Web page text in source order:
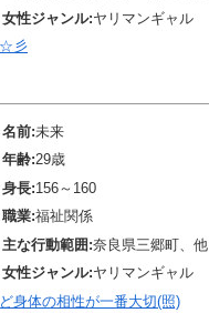
女性ジャンル:ヤリマンギャル
☆彡
名前:未来
年齢:29歳
身長:156～160
職業:福祉関係
主な行動範囲:奈良県三郷町、他
女性ジャンル:ヤリマンギャル
身体の相性が一番大切(照)